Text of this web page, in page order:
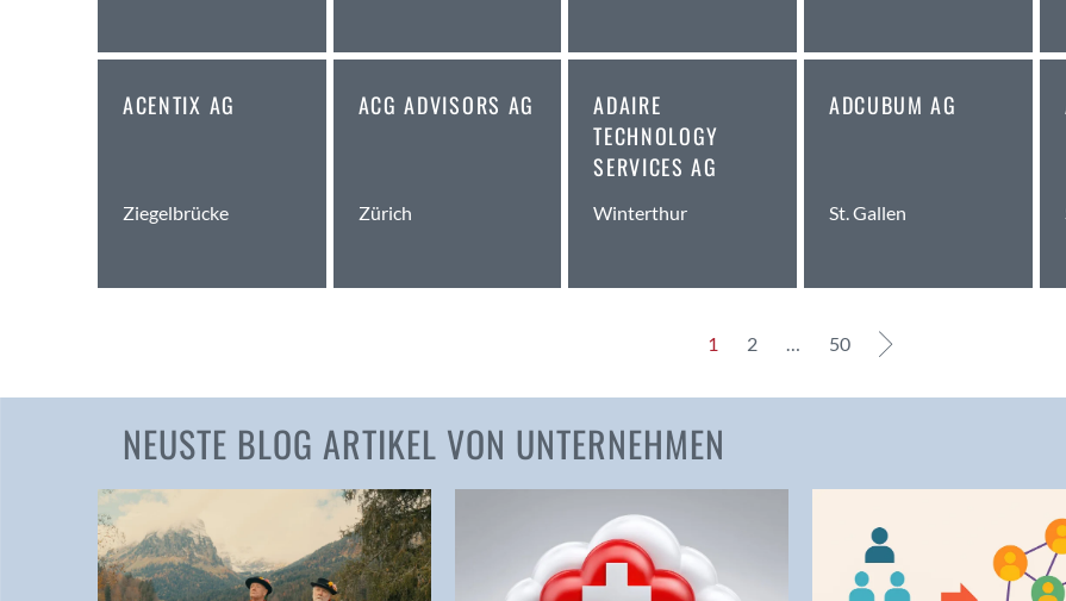
Belp
Bern 15
Bern 65
ACENTIX AG
Ziegelbrücke
ACG ADVISORS AG
Zürich
ADAIRE
TECHNOLOGY
SERVICES AG
Winterthur
ADCUBUM AG
St. Gallen
1 2 … 50
NEUSTE BLOG ARTIKEL VON UNTERNEHMEN